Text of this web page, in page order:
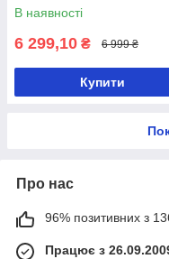
В наявності
6 299,10 ₴ 6 999 ₴
Купити
Про нас
96% позитивних з 136
Працює з